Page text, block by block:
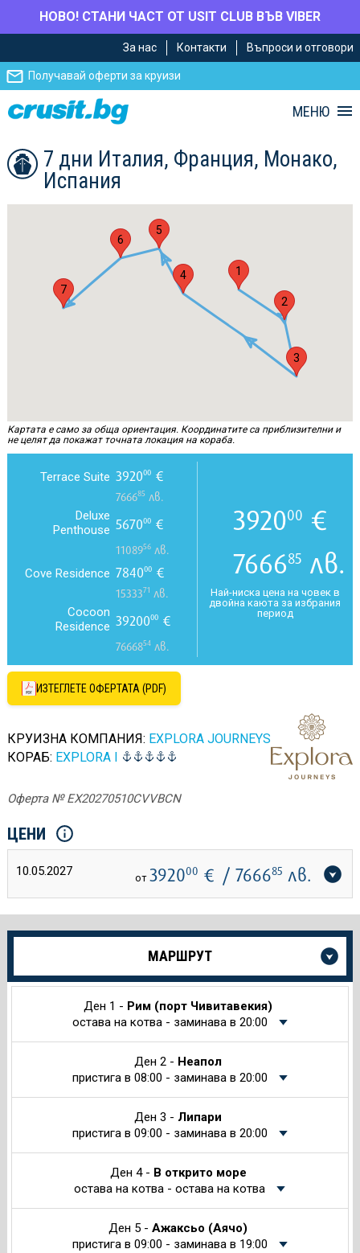
НОВО! СТАНИ ЧАСТ ОТ USIT CLUB ВЪВ VIBER
главното
съдържание
Навигацията
За нас Контакти Въпроси и отговори
Получавай оферти за круизи
МЕНЮ
7 дни Италия, Франция, Монако,
Испания
1
2
3
4
5
6
7
Картата е само за обща ориентация. Координатите са приблизителни и
не целят да покажат точната локация на кораба.
Terrace Suite 392000€
766685 лв.
Deluxe
Penthouse 567000€
1108956лв.
Cove Residence 784000€
1533371 лв.
Cocoon
Residence 3920000€
7666854лв.
392000 €
766685 лв.
Най-ниска цена на човек в
двойна каюта за избрания
период
ИЗТЕГЛЕТЕ ОФЕРТАТА (PDF)
КРУИЗНА КОМПАНИЯ: EXPLORA JOURNEYS
КОРАБ: EXPLORA I
Оферта № EX20270510CVVBCN
ЦЕНИ
10.05.2027 от 392000 € / 766685 лв.
Още
за
МАРШРУТ
Ден 1 - Рим (порт Чивитавекия)
остава на котва - заминава в 20:00
Ден 2 - Неапол
пристига в 08:00 - заминава в 20:00
Ден 3 - Липари
пристига в 09:00 - заминава в 20:00
Ден 4 - В открито море
остава на котва - остава на котва
Ден 5 -Ажаксьо (Аячо)
пристига в 09:00 - заминава в 19:00